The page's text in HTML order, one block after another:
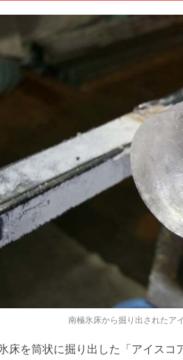
南極氷床から掘り出された
床を筒状に掘り出した「アイスコ